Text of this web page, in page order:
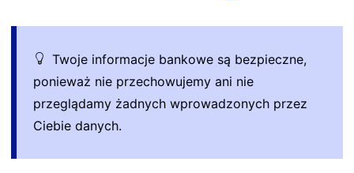
Twoje informacje bankowe są bezpieczne,
ponieważ nie przechowujemy ani nie
przeglądamy żadnych wprowadzonych przez
Ciebie danych.